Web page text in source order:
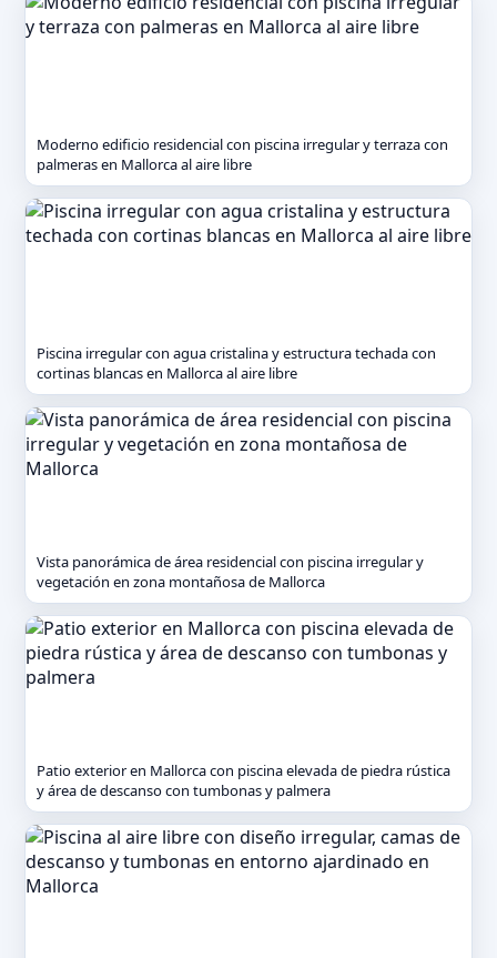
Moderno edificio residencial con piscina irregular y terraza con
palmeras en Mallorca al aire libre
Piscina irregular con agua cristalina y estructura techada con
cortinas blancas en Mallorca al aire libre
Vista panorámica de área residencial con piscina irregular y
vegetación en zona montañosa de Mallorca
Patio exterior en Mallorca con piscina elevada de piedra rústica
y área de descanso con tumbonas y palmera